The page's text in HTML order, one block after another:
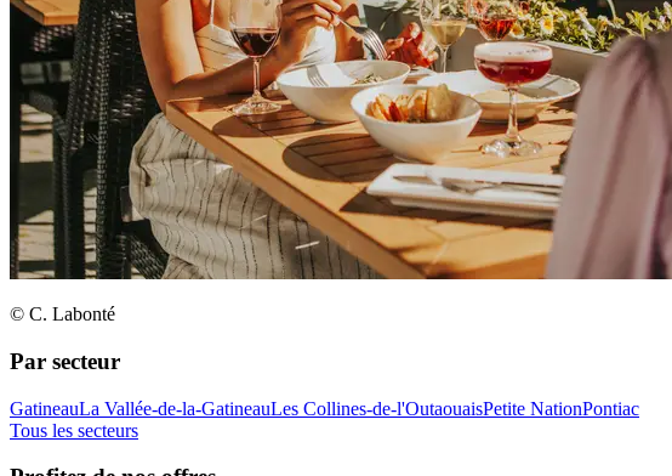
© C. Labonté
Par secteur
GatineauLa Vallée-de-la-GatineauLes Collines-de-l'OutaouaisPetite NationPontiac
Tous les secteurs